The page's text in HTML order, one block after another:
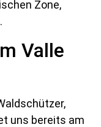
Zone,
Valle
uns bereits am